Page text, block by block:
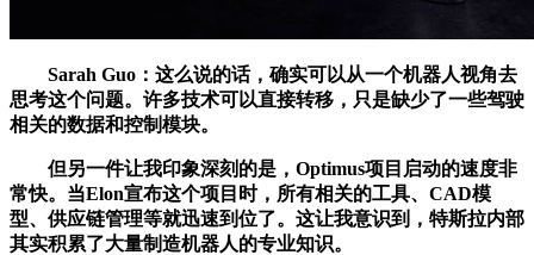
Sarah Guo：这么说的话，确实可以从一个机器人视角去
思考这个问题。许多技术可以直接转移，只是缺少了一些驾驶
相关的数据和控制模块。
但另一件让我印象深刻的是，Optimus项目启动的速度非
常快。当Elon宣布这个项目时，所有相关的工具、CAD模
型、供应链管理等就迅速到位了。这让我意识到，特斯拉内部
其实积累了大量制造机器人的专业知识。